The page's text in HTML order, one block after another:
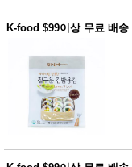
K-food $99이상 무료 배송